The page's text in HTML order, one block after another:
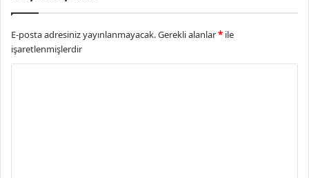
E-posta adresiniz yayınlanmayacak.Gerekli alanlar* ile
işaretlenmişlerdir